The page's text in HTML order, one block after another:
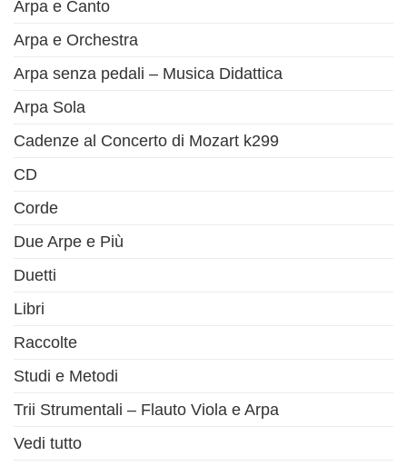
Arpa e Canto
Arpa e Orchestra
Arpa senza pedali – Musica Didattica
Arpa Sola
Cadenze al Concerto di Mozart k299
CD
Corde
Due Arpe e Più
Duetti
Libri
Raccolte
Studi e Metodi
Trii Strumentali – Flauto Viola e Arpa
Vedi tutto